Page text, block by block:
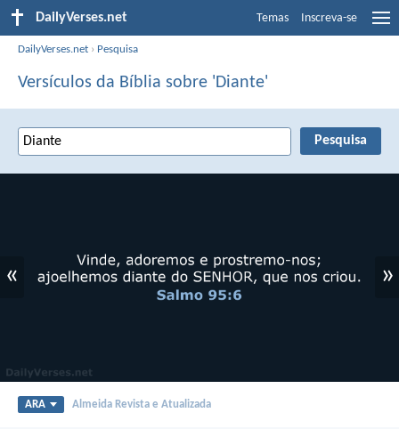
DailyVerses.net Temas Inscreva-se
DailyVerses.net › Pesquisa
Versículos da Bíblia sobre 'Diante'
« »
ARA Almeida Revista e Atualizada